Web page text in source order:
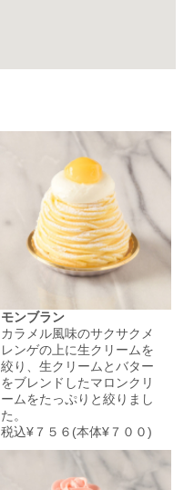
モンブラン
カラメル風味のサクサクメ
レンゲの上に生クリームを
絞り、生クリームとバター
をブレンドしたマロンクリ
ームをたっぷりと絞りまし
た。
税込¥７５６(本体¥７００)